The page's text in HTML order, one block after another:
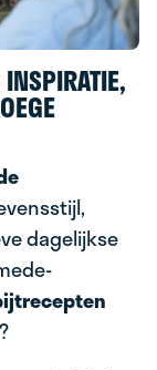
dagelijkse